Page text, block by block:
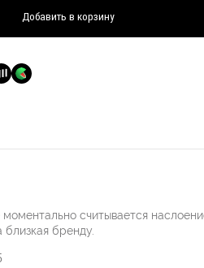
Добавить в корзину
считывается
бренду.